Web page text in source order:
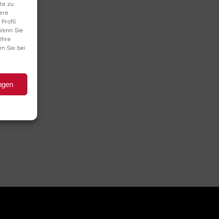
zu
Profil
Sie
Sie bei